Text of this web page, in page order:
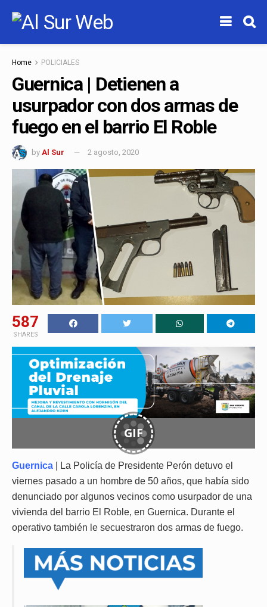
Home POLICIALES
Guernica | Detienen a
usurpador con dos armas de
fuego en el barrio El Roble
by Al Sur 2 agosto, 2020
587
SHARES
GIF
Guernica | La Policía de Presidente Perón detuvo el
viernes pasado a un hombre de 50 años, que había sido
denunciado por algunos vecinos como usurpador de una
vivienda del barrio El Roble, en Guernica. Durante el
operativo también le secuestraron dos armas de fuego.